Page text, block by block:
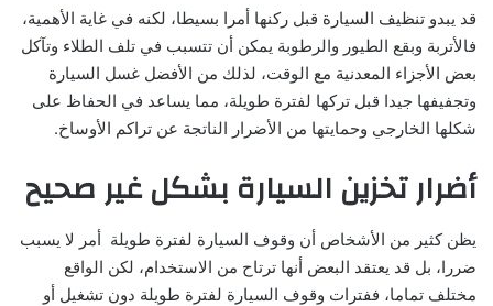
قد يبدو تنظيف السيارة قبل ركنها أمرا بسيطا، لكنه في غاية الأهمية،
فالأتربة وبقع الطيور والرطوبة يمكن أن تتسبب في تلف الطلاء وتآكل
بعض الأجزاء المعدنية مع الوقت، لذلك من الأفضل غسل السيارة
وتجفيفها جيدا قبل تركها لفترة طويلة، مما يساعد في الحفاظ على
شكلها الخارجي وحمايتها من الأضرار الناتجة عن تراكم الأوساخ.
أضرار تخزين السيارة بشكل غير صحيح
يظن كثير من الأشخاص أن وقوف السيارة لفترة طويلة أمر لا يسبب
ضررا، بل قد يعتقد البعض أنها ترتاح من الاستخدام، لكن الواقع
مختلف تماما، ففترات وقوف السيارة لفترة طويلة دون تشغيل أو